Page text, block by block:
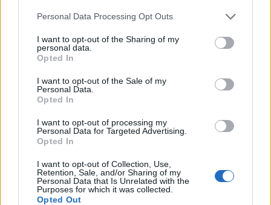
Please note that this website/app uses one or more Google
not limited to your visit or usage behaviour. You may click to
grant or deny consent to Google and its third-party tags to
use your data for below specified purposes in below Google
consent section.
Personal Data Processing Opt Outs
I want to opt-out of the Sharing of my
personal data.
Opted In
I want to opt-out of the Sale of my
Personal Data.
Opted In
I want to opt-out of processing my
Personal Data for Targeted Advertising.
Opted In
I want to opt-out of Collection, Use,
Retention, Sale, and/or Sharing of my
Personal Data that Is Unrelated with the
Purposes for which it was collected.
Opted Out